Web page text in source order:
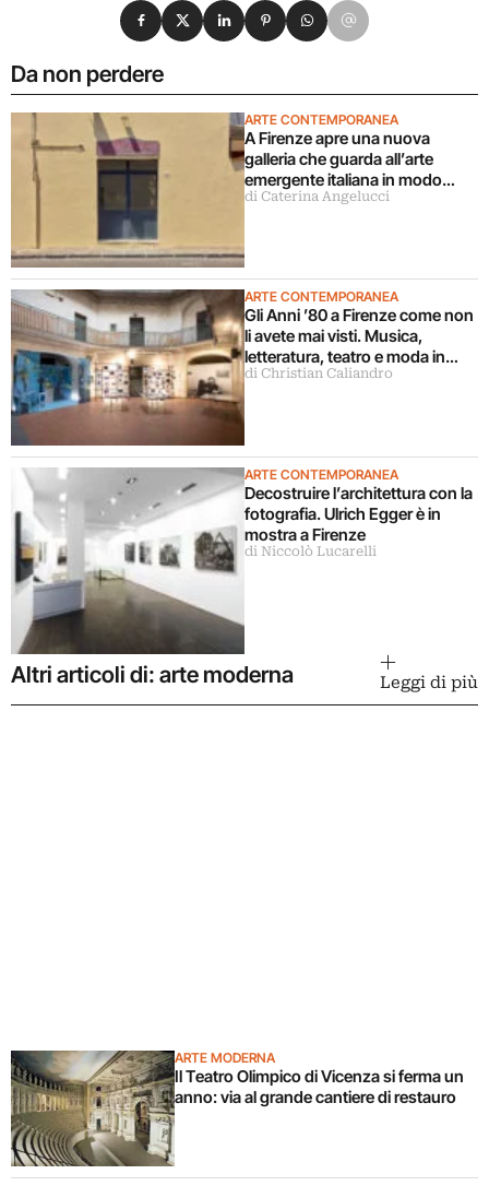
Da non perdere
ARTE CONTEMPORANEA
A Firenze apre una nuova
galleria che guarda all’arte
emergente italiana in modo
decentrato
di Caterina Angelucci
ARTE CONTEMPORANEA
Gli Anni ’80 a Firenze come non
li avete mai visti. Musica,
letteratura, teatro e moda in
mostra
di Christian Caliandro
ARTE CONTEMPORANEA
Decostruire l’architettura con la
fotografia. Ulrich Egger è in
mostra a Firenze
di Niccolò Lucarelli
Condividi su Facebook
Condividi su X
Condividi su LinkedIn
Condividi su Pinterest
Condividi su WhatsApp
Condividi su Email
Altri articoli di: arte moderna Leggi di più
ARTE MODERNA
Il Teatro Olimpico di Vicenza si ferma un
anno: via al grande cantiere di restauro